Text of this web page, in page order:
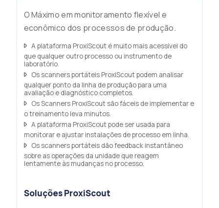
O Máximo em monitoramento flexível e
econômico dos processos de produção.
A plataforma ProxiScout é muito mais acessível do
que qualquer outro processo ou instrumento de
laboratório.
Os scanners portáteis ProxiScout podem analisar
qualquer ponto da linha de produção para uma
avaliação e diagnóstico completos.
Os Scanners ProxiScout são fáceis de implementar e
o treinamento leva minutos.
A plataforma ProxiScout pode ser usada para
monitorar e ajustar instalações de processo em linha.
Os scanners portáteis dão feedback instantâneo
sobre as operações da unidade que reagem
lentamente às mudanças no processo.
Soluções ProxiScout